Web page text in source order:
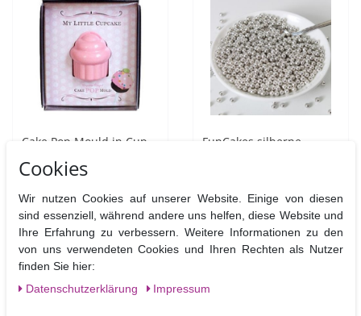
Cake Pop Mould in Cup
Cake Form
6,50 €
Artikel anzeigen
FunCakes silberne
80 g
4,50 €
80 Gramm | 56,25 € / Kilogramm
Cookies
Wir nutzen Cookies auf unserer Website. Einige von diesen
sind essenziell, während andere uns helfen, diese Website und
Ihre Erfahrung zu verbessern. Weitere Informationen zu den
von uns verwendeten Cookies und Ihren Rechten als Nutzer
finden Sie hier:
Daten­schutz­erklärung
Impressum